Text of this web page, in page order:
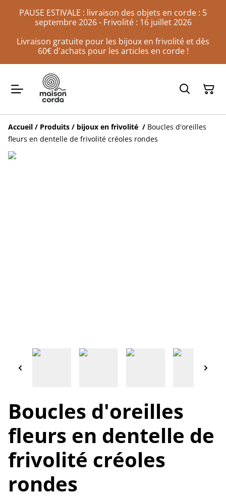
PAUSE ESTIVALE : livraison des objets en corde : 5
septembre 2026 - Frivolité : 16 juillet 2026
Livraison gratuite pour les bijoux en frivolité et dès
60€ d'achats pour les articles en corde !
Accueil / Produits / bijoux en frivolité / Boucles d'oreilles
fleurs en dentelle de frivolité créoles rondes
Boucles d'oreilles
fleurs en dentelle de
frivolité créoles
rondes